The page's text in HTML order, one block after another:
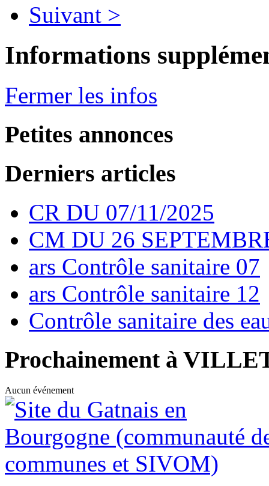
Suivant >
Informations
Fermer les infos
Petites annonces
Derniers articles
CR DU 07/11/2025
CM DU 26
ars Contrôle sanitaire 07
ars Contrôle sanitaire 12
Contrôle sanitaire des
Prochainement à
Aucun événement